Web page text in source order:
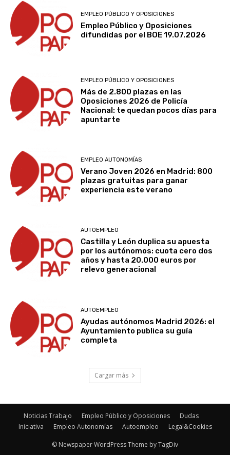
EMPLEO PÚBLICO Y OPOSICIONES
Empleo Público y Oposiciones
difundidas por el BOE 19.07.2026
EMPLEO PÚBLICO Y OPOSICIONES
Más de 2.800 plazas en las
Oposiciones 2026 de Policía
Nacional: te quedan pocos días para
apuntarte
EMPLEO AUTONOMÍAS
Verano Joven 2026 en Madrid: 800
plazas gratuitas para ganar
experiencia este verano
AUTOEMPLEO
Castilla y León duplica su apuesta
por los autónomos: cuota cero dos
años y hasta 20.000 euros por
relevo generacional
AUTOEMPLEO
Ayudas autónomos Madrid 2026: el
Ayuntamiento publica su guía
completa
Cargar más
Noticias Trabajo Empleo Público y Oposiciones
Dudas
Iniciativa
Empleo Autonomías Autoempleo Legal&Cookies
© Newspaper WordPress Theme by TagDiv